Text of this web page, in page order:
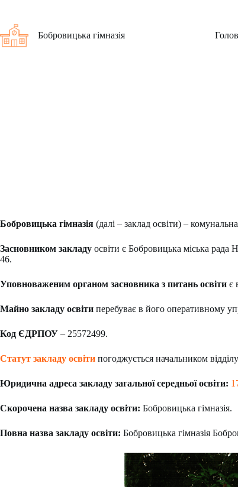
вмісту
Бобровицька гімназія
Бобровицька гімназія (далі – заклад освіти) –
Засновником закладу освіти є Бобровицька міська рада
46.
Уповноваженим органом засновника з питань освіти є
Майно закладу освіти перебуває в його оперативному
Код ЄДРПОУ – 25572499.
Статут закладу освіти погоджується начальником
Юридична адреса закладу загальної середньої освіти:
Скорочена назва закладу освіти: Бобровицька гімназія.
Повна назва закладу освіти: Бобровицька гімназія